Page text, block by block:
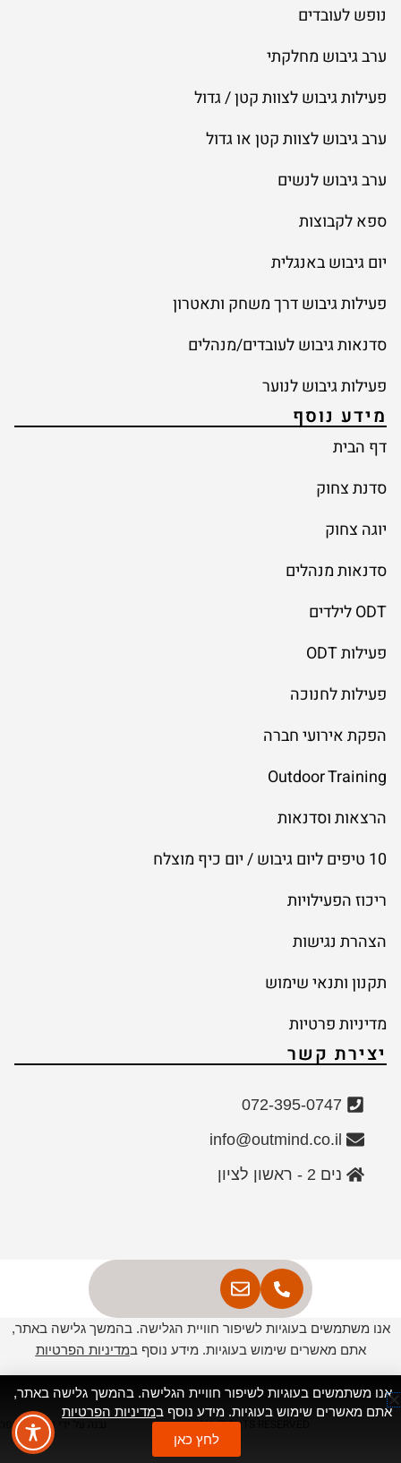
נופש לעובדים
ערב גיבוש מחלקתי
פעילות גיבוש לצוות קטן / גדול
ערב גיבוש לצוות קטן או גדול
ערב גיבוש לנשים
ספא לקבוצות
יום גיבוש באנגלית
פעילות גיבוש דרך משחק ותאטרון
סדנאות גיבוש לעובדים/מנהלים
פעילות גיבוש לנוער
מידע נוסף
דף הבית
סדנת צחוק
יוגה צחוק
סדנאות מנהלים
ODT לילדים
פעילות ODT
פעילות לחנוכה
הפקת אירועי חברה
Outdoor Training
הרצאות וסדנאות
10 טיפים ליום גיבוש / יום כיף מוצלח
ריכוז הפעילויות
הצהרת נגישות
תקנון ותנאי שימוש
מדיניות פרטיות
יצירת קשר
072-395-0747
info@outmind.co.il
נים 2 - ראשון לציון
אנו משתמשים בעוגיות לשיפור חוויית הגלישה. בהמשך גלישה באתר,
אתם מאשרים שימוש בעוגיות. מידע נוסף במדיניות הפרטיות
ALL RIGHTS RESERVED נבנה על ידי יבגני שוייפר
אנו משתמשים בעוגיות לשיפור חוויית הגלישה. בהמשך גלישה באתר,
אתם מאשרים שימוש בעוגיות. מידע נוסף במדיניות הפרטיות
לחץ כאן